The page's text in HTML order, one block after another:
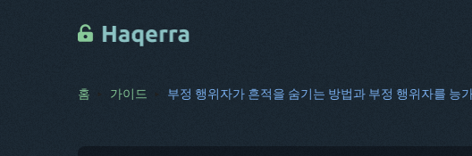
홈 가이드 부정 행위자가 흔적을 숨기는 방법과 부정 행위자를 능